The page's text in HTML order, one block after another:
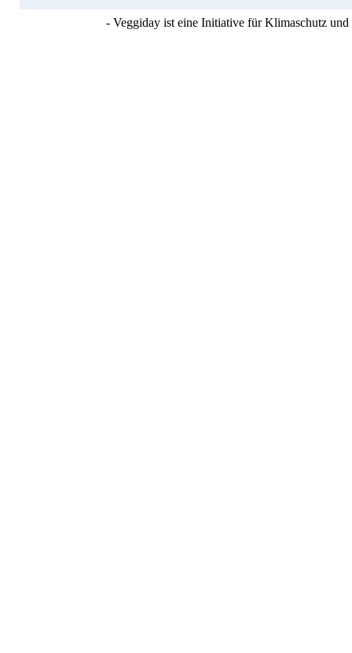
- Veggiday ist eine Initiative für Klimaschutz